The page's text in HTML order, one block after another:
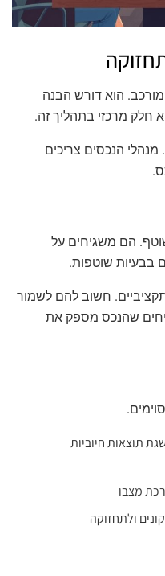
הוא דורש הבנה
חלק מרכזי בתהליך זה.
מנהלי הנכסים צריכים
הם משגיחים על
בבעיות שוטפות.
חשוב להם לשמור
שהנכס מספק את
תוצאות חיוביות
מצבו
ולתחזוקה